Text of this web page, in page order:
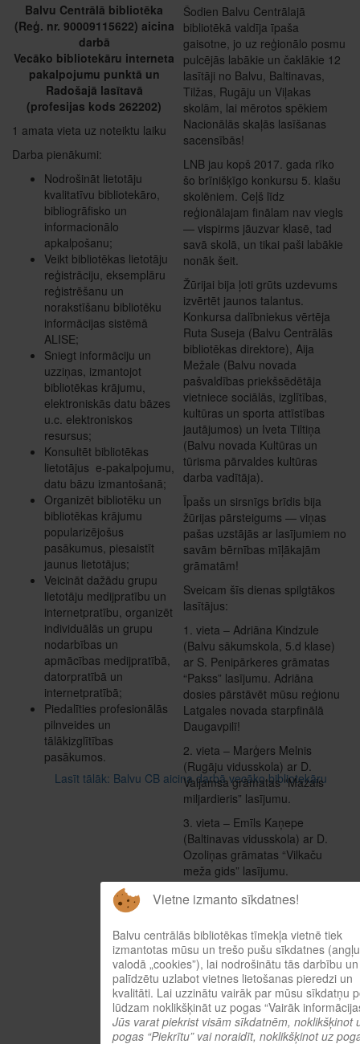
Balvu Centrālā bibliotēka
(Reģ. nr. 90009115622) aicina
darbā
Vecāko bibliotekāru interneta
pakalpojumu punktā un
Radošajā lasītavā
(profesijas kods 262202)
1 amata vieta uz noteiktu laiku
Darba pienākumi​:
Nodrošināt lietotāju
kvalitatīvu bibliotekāro,
bibliogrāfisko un
informacionālo
apkalpošanu;
Veikt bibliotēkas lietotāju
reģistrāciju, eksemplāru
reģistrēšanu un
norakstīšanu bibliotēku
informācijas sistēmā
ALISE;
Sniegt informāciju un
uzziņas, izmantojot
bibliotēkas krājumu,
elektroniskās datu bāzes
u.c. elektroniskos
resursus;
Konsultēt bibliotēkas
lietotājus e-pakalpojumu,
datu bāzu izmantošanā;
Organizēt bibliotēku un
bibliotēkas krājumu
popularizējošus
pasākumus, piesaistīt
jaunus lietotājus;
Veicināt dažādu grupu
lietotāju medijpratību un
internetpratību, organizēt
individuālās un grupu
nodarbības un
apmācības medijpratībā,
datorpratībā un
internetpratībā;
Piedalīties profesionālās
pilnveides un
tālākizglītības
pasākumos.
Lasīt tālāk: Balvu CB aicina darbā vecāko bibliotekāru
Šodien Balvu Centrālajā
bibliotēkā valdīja īpaša
gaisotne, jo uz reģionālo posmu
pulcējās labākie un čaklākie 12
lasītāji no Balvu, Baltinavas,
Tilžas, Rugāju un Viļakas
skolām, lai mērotos spēkiem
Nacionālās skaļās lasīšanas
sacensībās!
LNB jau kopš 2017. gada rīko
šo brīnišķīgo konkursu 5. klašu
skolēniem. Ceļš līdz
reģionālajam finālam nav viegls
— vispirms jāuzvar klasē, tad
savā skolā, un tikai paši labākie
nonāk šeit.
Žūrijai bija ļoti grūts uzdevums
izvērtēt jaunos talantus.
Konkursa dalībniekus vērtēja
Ruta Suseja (Balvu Centrālās
bibliotēkas direktore), Aija
Mežale (Balvu novada
pašvaldības priekšsēdētāja
vietniece sociālās, izglītības,
kultūras un sporta attīstības
jautājumos) un Iveta Tiltiņa
(Balvu novada Kultūras un
tūrisma pārvaldes kultūras
darba vadītāja).
Īpašs un sirsnīgs brīdis bija
žūrijas pārsteigums — viņas
pašas uzstājās ar lasījumiem no
savām bērnības mīļākajām
grāmatām!
Sveicam šīs dienas spilgtākos
lasītājus:
1. vieta – Adriāna Kindzule
(Balvu sākumskola, 5.d klase)
ar S. Penipārkeres grāmatas
“Pakss” lasījumu. Adriāna
dosies pārstāvēt mūsu reģionu
Latgales novada starpfinālā
Daugavpilī!
2. vieta – Marģers Melnis
(Rugāju vidusskola) ar D.
Valjamsa grāmatas “Mazais
miljardieris” lasījumu.
3. vieta – Emīls Kaņepe
(Baltinavas vidusskola) ar D.
Ozoliņas grāmatas “Vilkaču
meža gids” lasījumu.
Žūrijas specbalva un 4. vieta –
Kestnera grāmatas “Divas
Lotiņas” lasījumu.
Turam īkšķus par Adriānu
Daugavpilī, lai rudenī izdodas
sasniegt lielo finālu Gaismas
pilī!
Vietne izmanto sīkdatnes!
Balvu centrālās bibliotēkas tīmekļa vietnē tiek
izmantotas mūsu un trešo pušu sīkdatnes (angļu
valodā „cookies”), lai nodrošinātu tās darbību un
palīdzētu uzlabot vietnes lietošanas pieredzi un
kvalitāti. Lai uzzinātu vairāk par mūsu sīkdatņu
lūdzam noklikšķināt uz pogas “Vairāk
Jūs varat piekrist visām sīkdatnēm, noklikšķinot
pogas “Piekrītu” vai noraidīt, noklikšķinot uz